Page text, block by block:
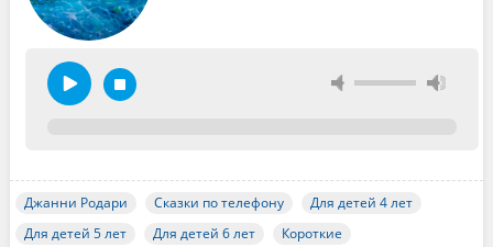
Джанни Родари Сказки по телефону
Для детей 4 лет
Для детей 5 лет
Для детей 6 лет
Короткие